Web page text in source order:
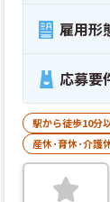
雇用形
応募要
駅から徒歩10分
産休･育休･介護